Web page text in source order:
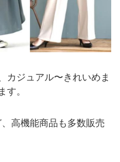
カジュアル〜きれいめま
。
高機能商品も多数販売